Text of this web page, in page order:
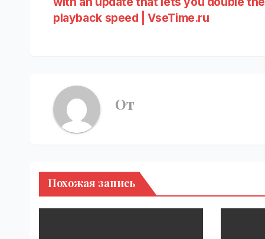
по
playback speed | VseTime.ru
От
Похожая запись